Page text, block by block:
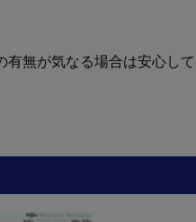
無が気なる場合は安心し